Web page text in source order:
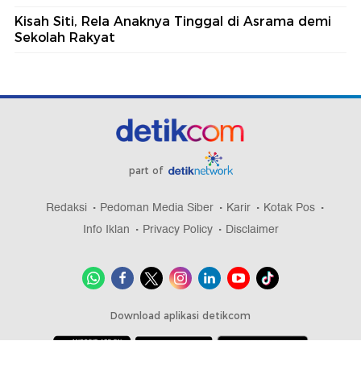
Kisah Siti, Rela Anaknya Tinggal di Asrama demi
Sekolah Rakyat
part of
Redaksi Pedoman Media Siber Karir
Kotak Pos
Info Iklan
Privacy Policy Disclaimer
Download aplikasi detikcom